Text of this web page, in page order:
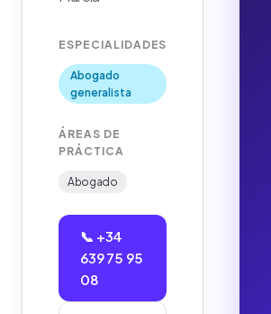
ESPECIALIDADES
Abogado
generalista
ÁREAS DE
PRÁCTICA
Abogado
📞 +34
639 75 95
08